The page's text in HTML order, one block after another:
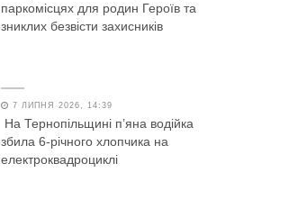
паркомісцях для родин Героїв та
зниклих безвісти захисників
7 ЛИПНЯ 2026, 14:39
На Тернопільщині п’яна водійка
збила 6-річного хлопчика на
електроквадроциклі